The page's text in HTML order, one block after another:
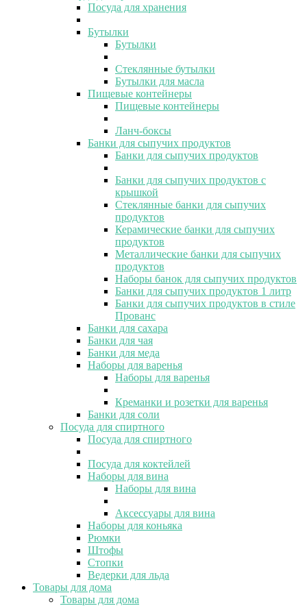
Посуда для хранения
Бутылки
Бутылки
Стеклянные бутылки
Бутылки для масла
Пищевые контейнеры
Пищевые контейнеры
Ланч-боксы
Банки для сыпучих продуктов
Банки для сыпучих продуктов
Банки для сыпучих продуктов с
крышкой
Стеклянные банки для сыпучих
продуктов
Керамические банки для сыпучих
продуктов
Металлические банки для сыпучих
продуктов
Наборы банок для сыпучих продуктов
Банки для сыпучих продуктов 1 литр
Банки для сыпучих продуктов в стиле
Прованс
Банки для сахара
Банки для чая
Банки для меда
Наборы для варенья
Наборы для варенья
Креманки и розетки для варенья
Банки для соли
Посуда для спиртного
Посуда для спиртного
Посуда для коктейлей
Наборы для вина
Наборы для вина
Аксессуары для вина
Наборы для коньяка
Рюмки
Штофы
Стопки
Ведерки для льда
Товары для дома
Товары для дома